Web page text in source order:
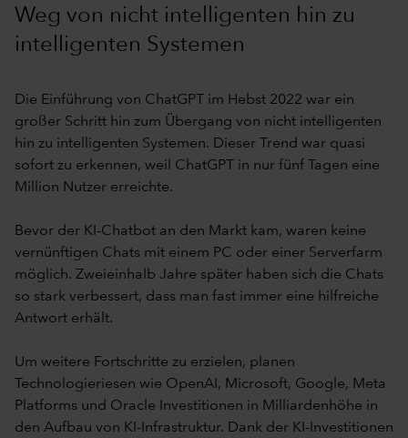
Weg von nicht intelligenten hin zu
intelligenten Systemen
Die Einführung von ChatGPT im Hebst 2022 war ein
großer Schritt hin zum Übergang von nicht intelligenten
hin zu intelligenten Systemen. Dieser Trend war quasi
sofort zu erkennen, weil ChatGPT in nur fünf Tagen eine
Million Nutzer erreichte.
Bevor der KI-Chatbot an den Markt kam, waren keine
vernünftigen Chats mit einem PC oder einer Serverfarm
möglich. Zweieinhalb Jahre später haben sich die Chats
so stark verbessert, dass man fast immer eine hilfreiche
Antwort erhält.
Um weitere Fortschritte zu erzielen, planen
Technologieriesen wie OpenAI, Microsoft, Google, Meta
Platforms und Oracle Investitionen in Milliardenhöhe in
den Aufbau von KI-Infrastruktur. Dank der KI-Investitionen